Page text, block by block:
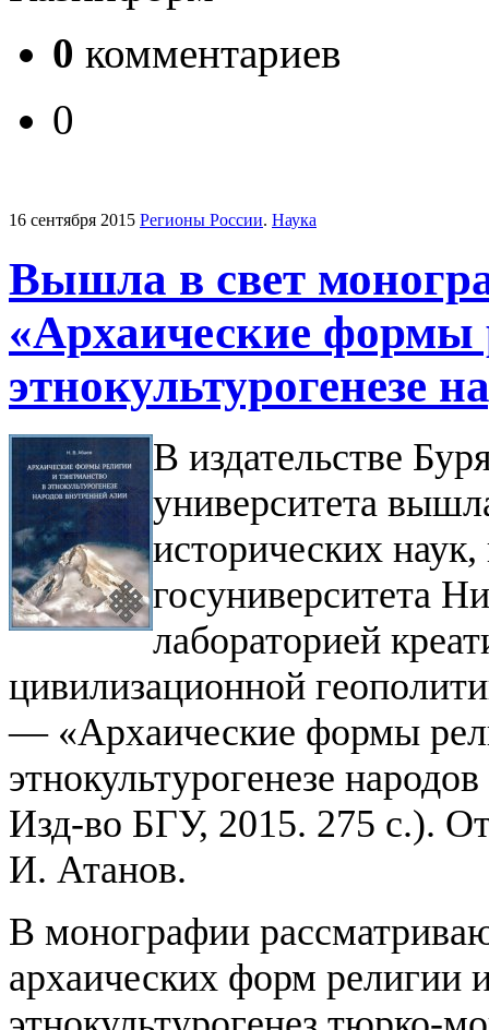
0 комментариев
0
16 сентября 2015 Регионы России. Наука
Вышла в свет
«Архаические формы
этнокультурогенезе
В издательстве
университета
исторических
госуниверситета
лабораторией
цивилизационной
— «Архаические формы
этнокультурогенезе
Изд-во БГУ, 2015. 275 с.).
И. Атанов.
В монографии
архаических форм религии